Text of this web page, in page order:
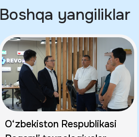
Boshqa yangiliklar
O‘zbekiston Respublikasi